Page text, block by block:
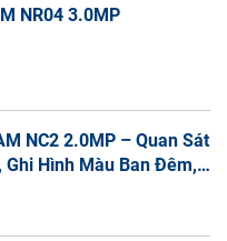
NR04 3.0MP
NC2 2.0MP – Quan Sát
Ghi Hình Màu Ban Đêm,